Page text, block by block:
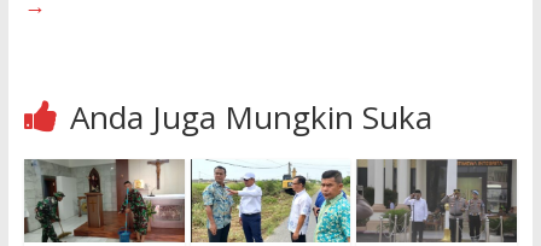
Anda Juga Mungkin Suka